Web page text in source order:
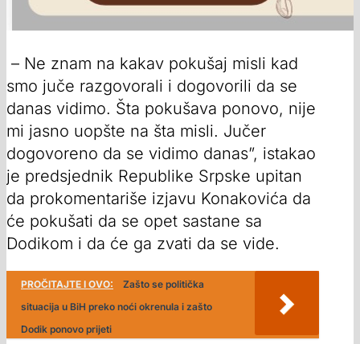
– Ne znam na kakav pokušaj misli kad
smo juče razgovorali i dogovorili da se
danas vidimo. Šta pokušava ponovo, nije
mi jasno uopšte na šta misli. Jučer
dogovoreno da se vidimo danas”, istakao
je predsjednik Republike Srpske upitan
da prokomentariše izjavu Konakovića da
će pokušati da se opet sastane sa
Dodikom i da će ga zvati da se vide.
PROČITAJTE I OVO:
Zašto se politička
situacija u BiH preko noći okrenula i zašto
Dodik ponovo prijeti